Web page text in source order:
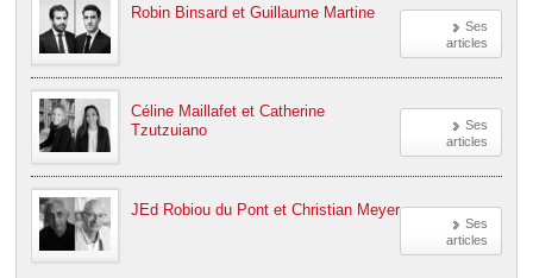
Ses
articles
Robin Binsard et Guillaume Martine
Ses
articles
Céline Maillafet et Catherine
Tzutzuiano
Ses
articles
JEd Robiou du Pont et Christian Meyer